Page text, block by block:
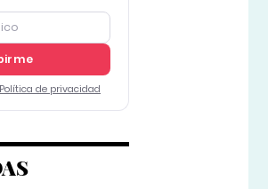
Política de privacidad